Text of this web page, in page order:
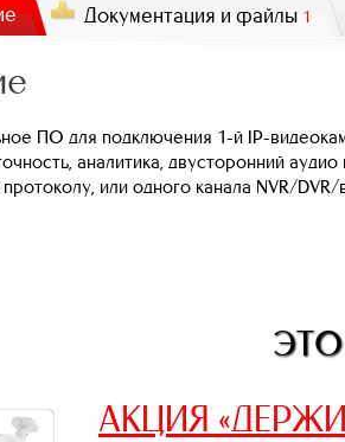
Документация и файлы 1
ПО для подключения 1-й IP-
аналитика, двусторонний
протоколу, или одного канала NVR/
АКЦИЯ